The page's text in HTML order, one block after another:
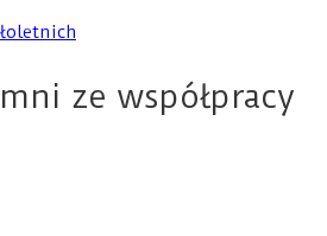
ze współpracy